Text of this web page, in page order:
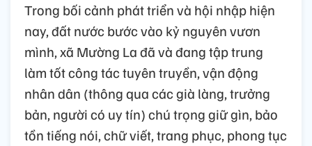
Trong bối cảnh phát triển và hội nhập hiện
nay, đất nước bước vào kỷ nguyên vươn
mình, xã Mường La đã và đang tập trung
làm tốt công tác tuyên truyền, vận động
nhân dân (thông qua các già làng, trưởng
bản, người có uy tín) chú trọng giữ gìn, bảo
tồn tiếng nói, chữ viết, trang phục, phong tục